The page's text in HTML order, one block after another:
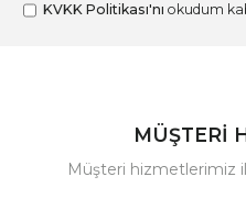
KVKK Politikası'nı okudum
MÜŞTERİ
Müşteri hizmetlerimiz